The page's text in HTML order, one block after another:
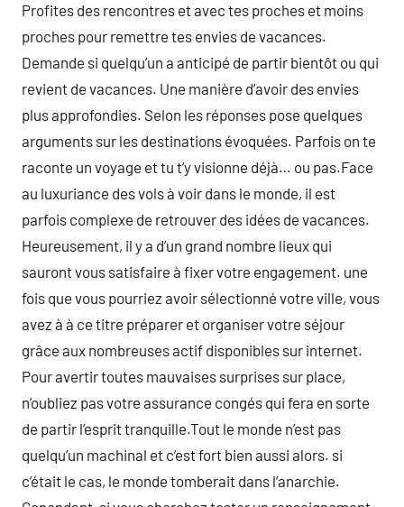
Profites des rencontres et avec tes proches et moins
proches pour remettre tes envies de vacances.
Demande si quelqu’un a anticipé de partir bientôt ou qui
revient de vacances. Une manière d’avoir des envies
plus approfondies. Selon les réponses pose quelques
arguments sur les destinations évoquées. Parfois on te
raconte un voyage et tu t’y visionne déjà… ou pas.Face
au luxuriance des vols à voir dans le monde, il est
parfois complexe de retrouver des idées de vacances.
Heureusement, il y a d’un grand nombre lieux qui
sauront vous satisfaire à fixer votre engagement. une
fois que vous pourriez avoir sélectionné votre ville, vous
avez à à ce titre préparer et organiser votre séjour
grâce aux nombreuses actif disponibles sur internet.
Pour avertir toutes mauvaises surprises sur place,
n’oubliez pas votre assurance congés qui fera en sorte
de partir l’esprit tranquille.Tout le monde n’est pas
quelqu’un machinal et c’est fort bien aussi alors. si
c’était le cas, le monde tomberait dans l’anarchie.